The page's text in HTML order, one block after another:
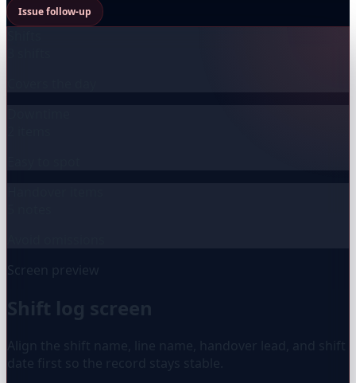
Issue follow-up
Screen preview
Shift log screen
Align the shift name, line name, handover lead, and shift
date first so the record stays stable.